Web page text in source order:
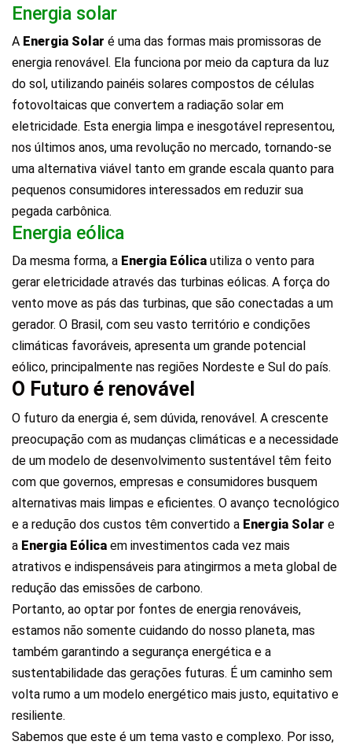
Energia solar
A Energia Solar é uma das formas mais promissoras de
energia renovável. Ela funciona por meio da captura da luz
do sol, utilizando painéis solares compostos de células
fotovoltaicas que convertem a radiação solar em
eletricidade. Esta energia limpa e inesgotável representou,
nos últimos anos, uma revolução no mercado, tornando-se
uma alternativa viável tanto em grande escala quanto para
pequenos consumidores interessados em reduzir sua
pegada carbônica.
Energia eólica
Da mesma forma, a Energia Eólica utiliza o vento para
gerar eletricidade através das turbinas eólicas. A força do
vento move as pás das turbinas, que são conectadas a um
gerador. O Brasil, com seu vasto território e condições
climáticas favoráveis, apresenta um grande potencial
eólico, principalmente nas regiões Nordeste e Sul do país.
O Futuro é renovável
O futuro da energia é, sem dúvida, renovável. A crescente
preocupação com as mudanças climáticas e a necessidade
de um modelo de desenvolvimento sustentável têm feito
com que governos, empresas e consumidores busquem
alternativas mais limpas e eficientes. O avanço tecnológico
e a redução dos custos têm convertido a Energia Solar e
a Energia Eólica em investimentos cada vez mais
atrativos e indispensáveis para atingirmos a meta global de
redução das emissões de carbono.
Portanto, ao optar por fontes de energia renováveis,
estamos não somente cuidando do nosso planeta, mas
também garantindo a segurança energética e a
sustentabilidade das gerações futuras. É um caminho sem
volta rumo a um modelo energético mais justo, equitativo e
resiliente.
Sabemos que este é um tema vasto e complexo. Por isso,